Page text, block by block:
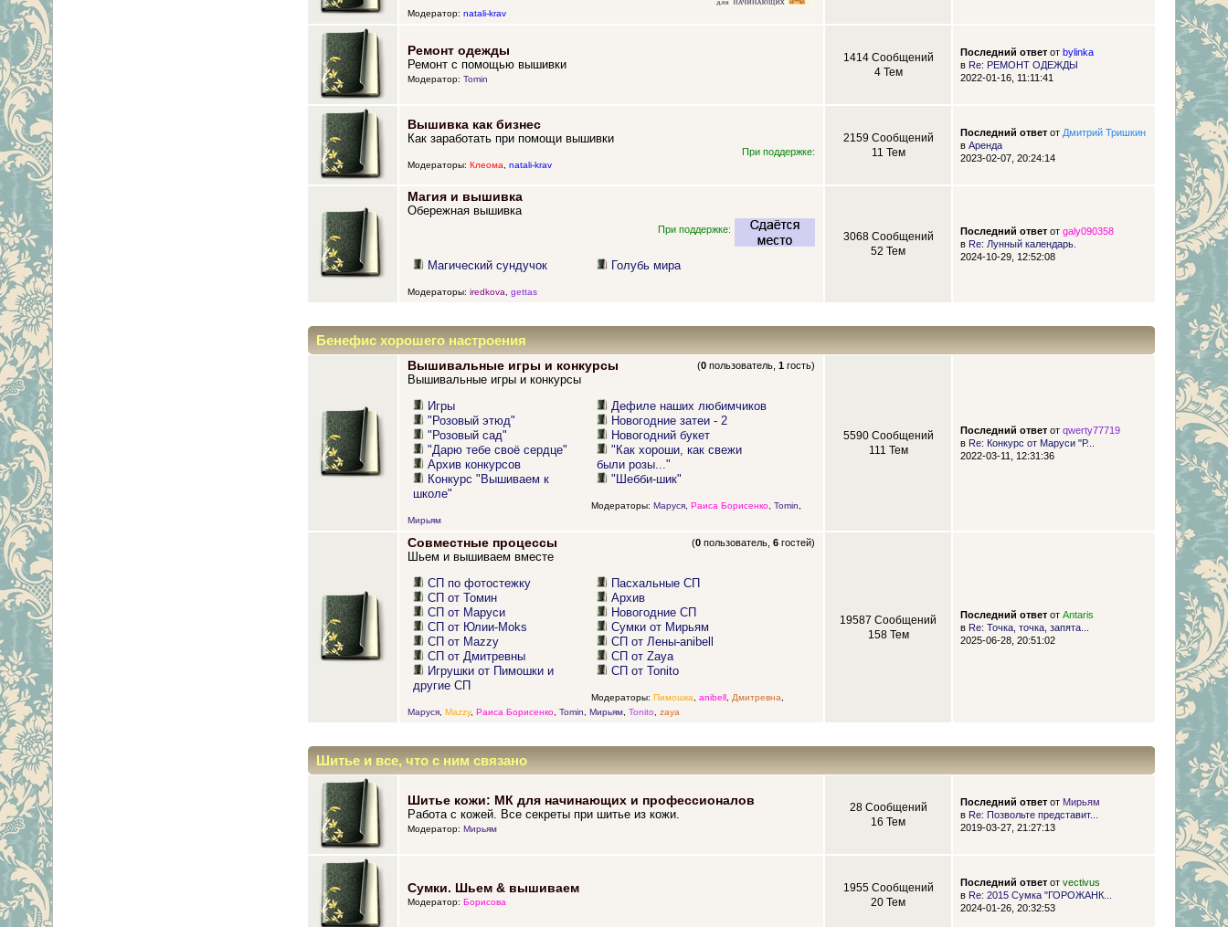
Модератор: natali-krav
Ремонт одежды
Ремонт с помощью вышивки
Модератор: Tomin
1414 Сообщений
4 Тем
Последний ответот bylinka
в Re: РЕМОНТ ОДЕЖДЫ
2022-01-16, 11:11:41
Вышивка как бизнес
Как заработать при помощи вышивки
При поддержке:
Модераторы: Клеома, natali-krav
2159 Сообщений
11 Тем
Последний ответот Дмитрий Тришкин
в Аренда
2023-02-07, 20:24:14
Магия и вышивка
Обережная вышивка
При поддержке:
Магический сундучок Голубь мира
Модераторы: iredkova gettas
3068 Сообщений
52 Тем
Последний ответот galy090358
в Re: Лунный календарь.
2024-10-29, 12:52:08
Бенефис хорошего настроения
Вышивальные игры и конкурсы (0 пользователь,1 гость)
Вышивальные игры и конкурсы
Игры
"Розовый этюд"
"Розовый сад"
"Дарю тебе своё сердце"
Архив конкурсов
Конкурс "Вышиваем к
школе"
Дефиле наших любимчиков
Новогодние затеи - 2
Новогодний букет
"Как хороши, как свежи
были розы..."
"Шебби-шик"
Модераторы: Маруся, Раиса Борисенко, Tomin
Мирьям
5590 Сообщений
111 Тем
Последний ответот qwerty77719
в Re: Конкурс от Маруси "Р...
2022-03-11, 12:31:36
Совместные процессы (0 пользователь,6 гостей)
Шьем и вышиваем вместе
СП по фотостежку
СП от Томин
СП от Маруси
СП от Юлии-Moks
СП от Mazzy
СП от Дмитревны
Игрушки от Пимошки и
другие СП
Пасхальные СП
Архив
Новогодние СП
Сумки от Мирьям
СП от Лены-anibell
СП от Zaya
СП от Tonito
Модераторы: Пимошка anibell, Дмитревна
Маруся, Mazzy, Раиса Борисенко, Tomin Мирьям, Tonito zaya
19587 Сообщений
158 Тем
Последний ответот Antaris
в Re: Точка, точка, запята...
2025-06-28, 20:51:02
Шитье и все, что с ним связано
Шитье кожи: МК для начинающих и профессионалов
Работа с кожей. Все секреты при шитье из кожи.
Модератор: Мирьям
28 Сообщений
16 Тем
Последний ответот Мирьям
в Re: Позвольте представит...
2019-03-27, 21:27:13
Сумки. Шьем & вышиваем
Модератор: Борисова
1955 Сообщений
20 Тем
Последний ответот vectivus
в Re: 2015 Сумка "ГОРОЖАНК...
2024-01-26, 20:32:53